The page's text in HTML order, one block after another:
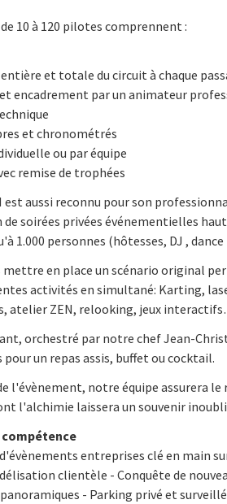
10 à 120 pilotes comprennent :
et totale du circuit à chaque
encadrement par un animateur
et chronométrés
ou par équipe
remise de trophées
est aussi reconnu pour son
soirées privées événementielles
1.000 personnes (hôtesses, DJ ,
mettre en place un scénario original
activités en simultané: Karting,
atelier ZEN, relooking, jeux
orchestré par notre chef Jean-
un repas assis, buffet ou cocktail.
l'évènement, notre équipe assurera le
l'alchimie laissera un souvenir
compétence
entreprises clé en main
clientèle - Conquête de
- Parking privé et surveillé